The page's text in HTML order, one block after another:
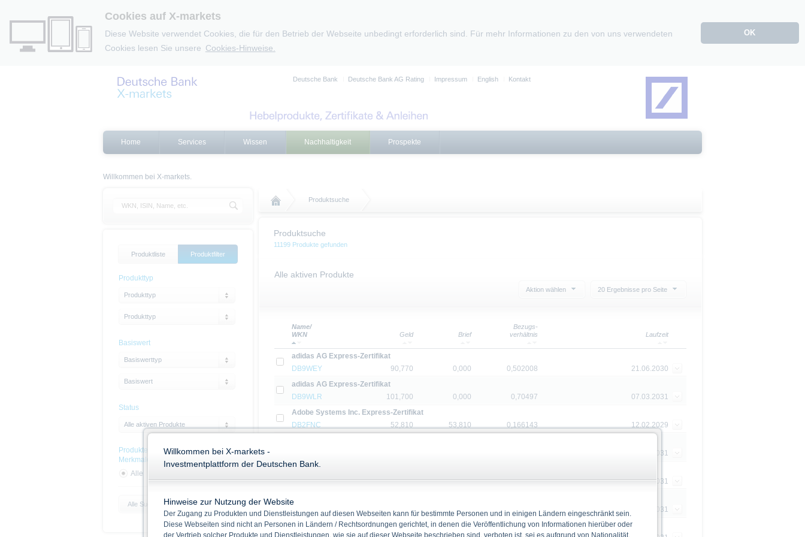
Cookies auf X-markets
Diese Website verwendet Cookies, die für den Betrieb der Webseite unbedingt erforderlich sind. Für mehr Informationen zu den von uns verwendeten
Cookies lesen Sie unsere Cookies-Hinweise.
OK
Deutsche Bank Deutsche Bank AG Rating Impressum English Kontakt
Home Services Wissen Nachhaltigkeit Prospekte
Willkommen bei X-markets.
Produktsuche
Produktsuche
11199 Produkte gefunden
Alle aktiven Produkte
Aktion wählen 20 Ergebnisse pro Seite
Name/
WKN
Geld Brief
Bezugs-
verhältnis
Laufzeit
adidas AG Express-Zertifikat
DB9WEY
90,770 0,000 0,502008
21.06.2030
adidas AG Express-Zertifikat
DB9WLR
101,700 0,000 0,70497
07.03.2031
Adobe Systems Inc. Express-Zertifikat
DB2FNC
52,810 53,810 0,166143
12.02.2029
07.03.2031
Airbus SE Express-Zertifikat
DB9WRL
- - 1,00
15.08.2031
DB9WPK
104,820 0,000 0,569022
06.06.2031
Airbus SE Express-Zertifikat
Produktliste Produktfilter
Produkttyp
Produkttyp
Produkttyp
Basiswert
Basiswerttyp
Basiswert
Status
Alle aktiven Produkte
Produkte mit Nachhaltigskeits-
Merkmalen
Alle
Alle Suchparameter zurücksetzen
Willkommen bei X-markets -
Investmentplattform der Deutschen Bank.
Hinweise zur Nutzung der Website
Der Zugang zu Produkten und Dienstleistungen auf diesen Webseiten kann für bestimmte Personen und in einigen Ländern eingeschränkt sein.
Diese Webseiten sind nicht an Personen in Ländern / Rechtsordnungen gerichtet, in denen die Veröffentlichung von Informationen hierüber oder
der Vertrieb solcher Produkte und Dienstleistungen, wie sie auf dieser Webseite beschrieben sind, verboten ist, sei es aufgrund von Nationalität,